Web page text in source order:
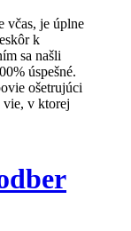
včas, je úplne
k
sa našli
úspešné.
ošetrujúci
vie, v ktorej